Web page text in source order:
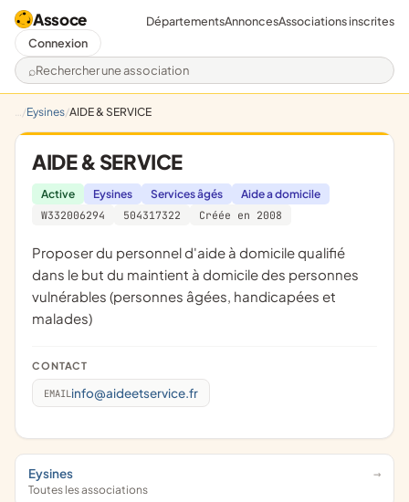
Assoce
Rechercher une association
DépartementsAnnoncesAssociations inscrites
Connexion
Eysines AIDE & SERVICE
AIDE & SERVICE
Active Eysines Services âgés
Aide a domicile
W332006294
504317322 Créée en 2008
proposer du personnel d'aide à domicile qualifié
dans le but du maintient à domicile des personnes
vulnérables (personnes âgées, handicapées et
malades)
CONTACT
EMAIL info@aideetservice.fr
Eysines
Toutes les associations